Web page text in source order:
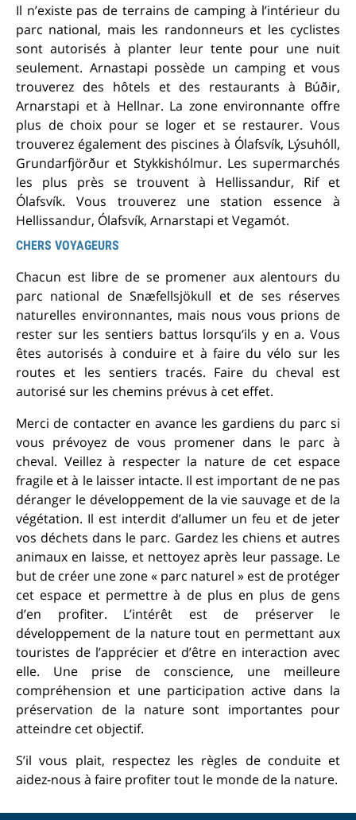
Il n’existe pas de terrains de camping à l’intérieur du
parc national, mais les randonneurs et les cyclistes
sont autorisés à planter leur tente pour une nuit
seulement. Arnastapi possède un camping et vous
trouverez des hôtels et des restaurants à Búðir,
Arnarstapi et à Hellnar. La zone environnante offre
plus de choix pour se loger et se restaurer. Vous
trouverez également des piscines à Ólafsvík, Lýsuhóll,
Grundarfjörður et Stykkishólmur. Les supermarchés
les plus près se trouvent à Hellissandur, Rif et
Ólafsvík. Vous trouverez une station essence à
Hellissandur, Ólafsvík, Arnarstapi et Vegamót.
CHERS VOYAGEURS
Chacun est libre de se promener aux alentours du
parc national de Snæfellsjökull et de ses réserves
naturelles environnantes, mais nous vous prions de
rester sur les sentiers battus lorsqu‘ils y en a. Vous
êtes autorisés à conduire et à faire du vélo sur les
routes et les sentiers tracés. Faire du cheval est
autorisé sur les chemins prévus à cet effet.
Merci de contacter en avance les gardiens du parc si
vous prévoyez de vous promener dans le parc à
cheval. Veillez à respecter la nature de cet espace
fragile et à le laisser intacte. Il est important de ne pas
déranger le développement de la vie sauvage et de la
végétation. Il est interdit d’allumer un feu et de jeter
vos déchets dans le parc. Gardez les chiens et autres
animaux en laisse, et nettoyez après leur passage. Le
but de créer une zone « parc naturel » est de protéger
cet espace et permettre à de plus en plus de gens
d’en profiter. L’intérêt est de préserver le
développement de la nature tout en permettant aux
touristes de l’apprécier et d’être en interaction avec
elle. Une prise de conscience, une meilleure
compréhension et une participation active dans la
préservation de la nature sont importantes pour
atteindre cet objectif.
S’il vous plait, respectez les règles de conduite et
aidez-nous à faire profiter tout le monde de la nature.